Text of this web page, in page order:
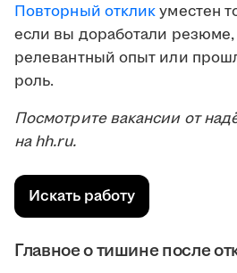
Повторный откликуместен
если вы доработали
релевантный опыт или
роль.
Посмотрите вакансии от
на hh.ru.
Искать работу
Главное о тишине после